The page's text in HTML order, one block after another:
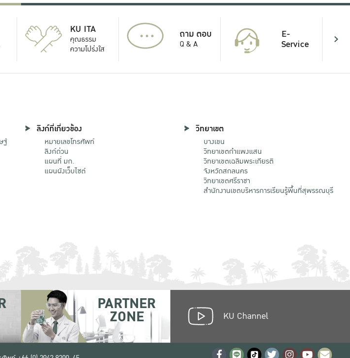
KU ITA
คุณธรรม
ความโปร่งใส
... ถาม ตอบ
Q & A
E-
Service
ฐ์
ลิงก์ที่เกี่ยวข้อง
หมายเลขโทรศัพท์
ลิงก์ด่วน
แผนที่ มก.
แผนผังเว็บไซต์
วิทยาเขต
บางเขน
วิทยาเขตกําแพงแสน
วิทยาเขตเฉลิมพระเกียรติ
จังหวัดสกลนคร
วิทยาเขตศรีราชา
สำนักงานเขตบริหารการเรียนรู้พื้นที่สุพรรณบุรี
PARTNER
ZONE KU Channel